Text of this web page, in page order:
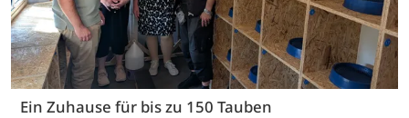
Ein Zuhause für bis zu 150 Tauben